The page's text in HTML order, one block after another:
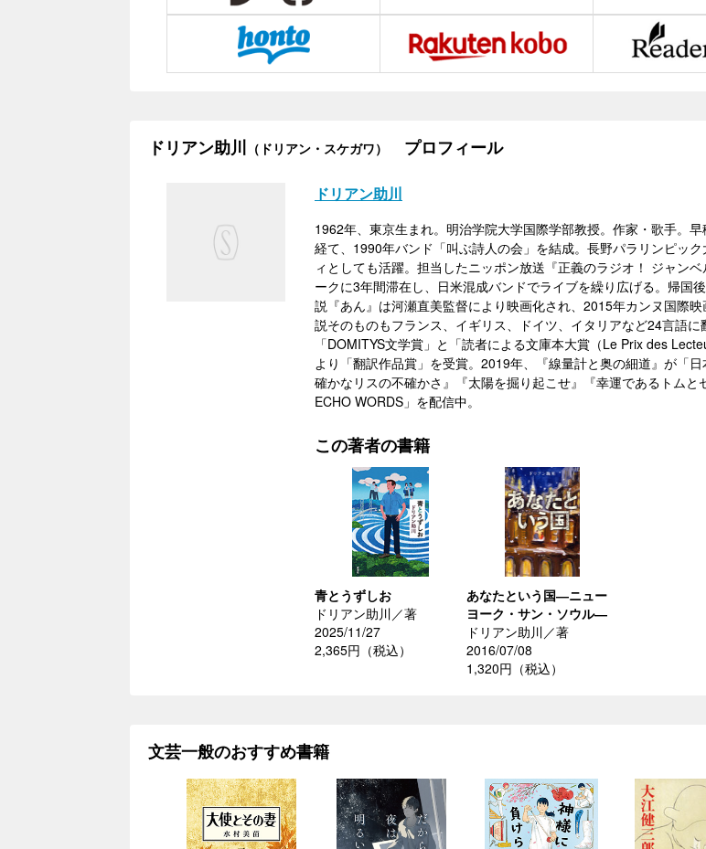
ドリアン助川 （ドリアン・スケガワ） プロフィール
ドリアン助川
1962年、東京生まれ。明治学院大学国際学部教授。作家・歌手。
経て、1990年バンド「叫ぶ詩人の会」を結成。長野パラリンピッ
ィとしても活躍。担当したニッポン放送『正義のラジオ！ ジャン
ークに3年間滞在し、日米混成バンドでライブを繰り広げる。帰国
説『あん』は河瀬直美監督により映画化され、2015年カンヌ国際
説そのものもフランス、イギリス、ドイツ、イタリアなど24言語
「DOMITYS文学賞」と「読者による文庫本大賞（Le Prix des
より「翻訳作品賞」を受賞。2019年、『線量計と奥の細道』が「
確かなリスの不確かさ』『太陽を掘り起こせ』『幸運であるトム
ECHO WORDS」を配信中。
この著者の書籍
青とうずしお
ドリアン助川／著
2025/11/27
2,365円（税込）
あなたという国―ニュー
ヨーク・サン・ソウル―
ドリアン助川／著
2016/07/08
1,320円（税込）
文芸一般のおすすめ書籍